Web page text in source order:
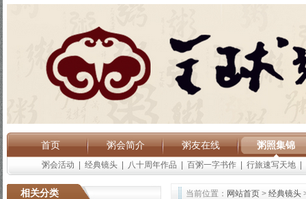
首页 粥会简介 粥友在线 粥照集锦
粥会活动 经典镜头 八十周年作品 百粥一字书作 行旅速写天地
相关分类 当前位置： 网站首页 > 经典镜头